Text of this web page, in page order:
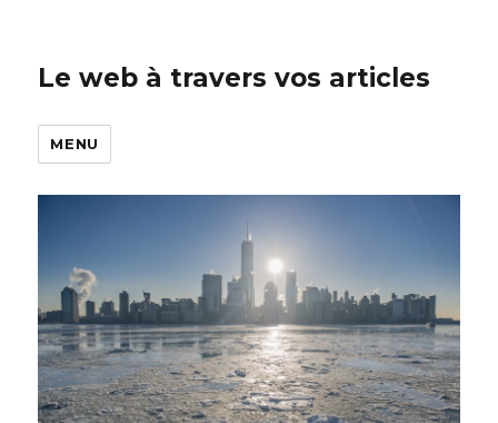
Le web à travers vos articles
MENU